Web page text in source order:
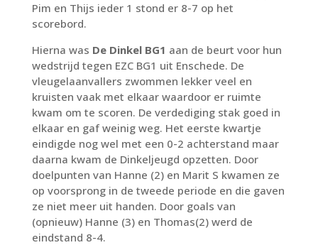
Pim en Thijs ieder 1 stond er 8-7 op het
scorebord.
Hierna was De Dinkel BG1 aan de beurt voor hun
wedstrijd tegen EZC BG1 uit Enschede. De
vleugelaanvallers zwommen lekker veel en
kruisten vaak met elkaar waardoor er ruimte
kwam om te scoren. De verdediging stak goed in
elkaar en gaf weinig weg. Het eerste kwartje
eindigde nog wel met een 0-2 achterstand maar
daarna kwam de Dinkeljeugd opzetten. Door
doelpunten van Hanne (2) en Marit S kwamen ze
op voorsprong in de tweede periode en die gaven
ze niet meer uit handen. Door goals van
(opnieuw) Hanne (3) en Thomas(2) werd de
eindstand 8-4.